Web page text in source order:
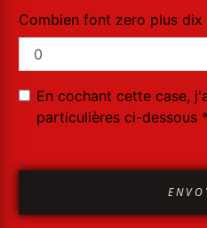
Combien font zero plus dix
En cochant cette case,
particulières ci-dessous